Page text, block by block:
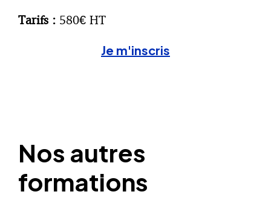
Tarifs : 580€ HT
Je m'inscris
Nos autres
formations